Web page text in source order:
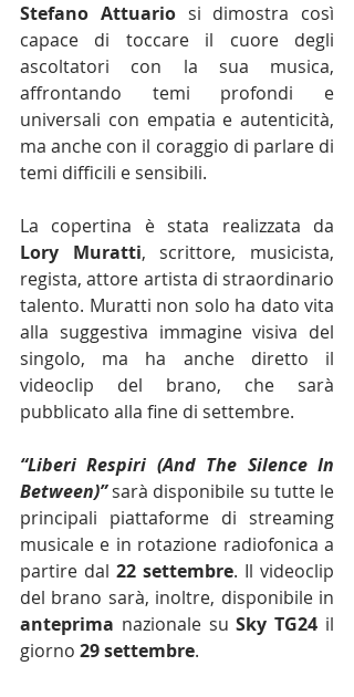
Stefano Attuario si dimostra così
capace di toccare il cuore degli
ascoltatori con la sua musica,
affrontando temi profondi e
universali con empatia e autenticità,
ma anche con il coraggio di parlare di
temi difficili e sensibili.
Lory Muratti, scrittore, musicista,
regista, attore artista di straordinario
talento. Muratti non solo ha dato vita
alla suggestiva immagine visiva del
singolo, ma ha anche diretto il
videoclip del brano, che sarà
pubblicato alla fine di settembre.
“Liberi Respiri (And The Silence In
Between)” sarà disponibile su tutte le
principali piattaforme di streaming
musicale e in rotazione radiofonica a
partire dal 22 settembre. Il videoclip
anteprima nazionale su Sky TG24 il
giorno 29 settembre.